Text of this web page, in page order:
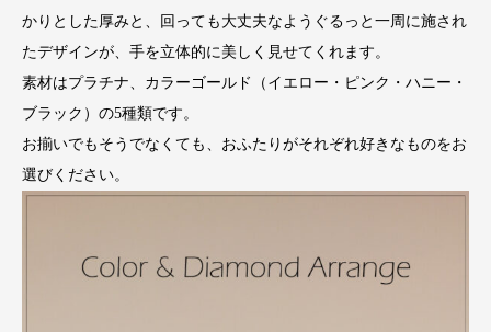
かりとした厚みと、回っても大丈夫なようぐるっと一周に施され
たデザインが、手を立体的に美しく見せてくれます。
素材はプラチナ、カラーゴールド（イエロー・ピンク・ハニー・
ブラック）の5種類です。
お揃いでもそうでなくても、おふたりがそれぞれ好きなものをお
選びください。